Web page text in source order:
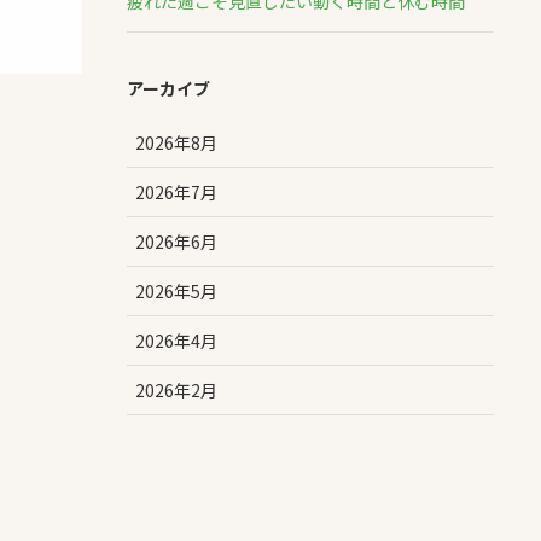
アーカイブ
2026年8月
2026年7月
2026年6月
2026年5月
2026年4月
2026年2月